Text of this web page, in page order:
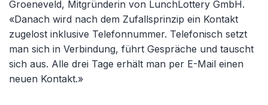
Groeneveld, Mitgründerin von LunchLottery GmbH.
«Danach wird nach dem Zufallsprinzip ein Kontakt
zugelost inklusive Telefonnummer. Telefonisch setzt
man sich in Verbindung, führt Gespräche und tauscht
sich aus. Alle drei Tage erhält man per E-Mail einen
neuen Kontakt.»